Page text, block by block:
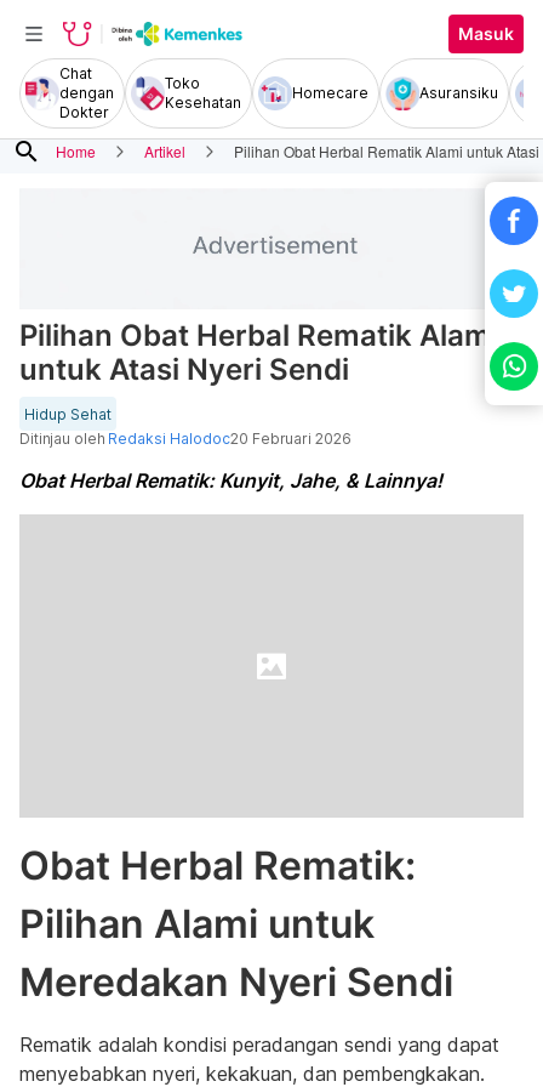
Masuk
Chat
dengan
Dokter
Toko
Kesehatan
Homecare Asuransiku
search Home Artikel Pilihan Obat Herbal Rematik Alami untuk
Pilihan Obat Herbal Rematik Alami
untuk Atasi Nyeri Sendi
Hidup Sehat
Ditinjau oleh Redaksi Halodoc20 Februari 2026
Obat Herbal Rematik: Kunyit, Jahe, & Lainnya!
Obat Herbal Rematik:
Pilihan Alami untuk
Meredakan Nyeri Sendi
Rematik adalah kondisi peradangan sendi yang dapat
menyebabkan nyeri, kekakuan, dan pembengkakan.